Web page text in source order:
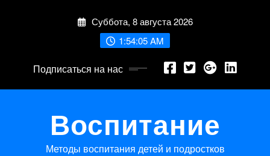
Суббота, 8 августа 2026
1:54:05 AM
Подписаться на нас
Воспитание
Методы воспитания детей и подростков